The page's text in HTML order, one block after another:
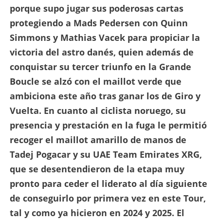
porque supo jugar sus poderosas cartas
protegiendo a Mads Pedersen con Quinn
Simmons y Mathias Vacek para propiciar la
victoria del astro danés, quien además de
conquistar su tercer triunfo en la Grande
Boucle se alzó con el maillot verde que
ambiciona este año tras ganar los de Giro y
Vuelta. En cuanto al ciclista noruego, su
presencia y prestación en la fuga le permitió
recoger el maillot amarillo de manos de
Tadej Pogacar y su UAE Team Emirates XRG,
que se desentendieron de la etapa muy
pronto para ceder el liderato al día siguiente
de conseguirlo por primera vez en este Tour,
tal y como ya hicieron en 2024 y 2025. El